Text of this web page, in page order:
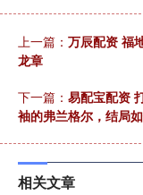
上一篇： 万辰配资 福
龙章
下一篇： 易配宝配资
袖的弗兰格尔，结局
相关文章